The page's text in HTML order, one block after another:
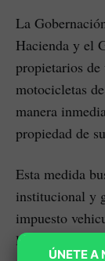
La
Hacienda y el
propietarios
motocicletas
manera
propiedad de
Esta medida
institucional y
impuesto
la oficina de
ÚNETE A